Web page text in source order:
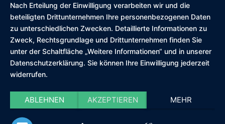
Nach Erteilung der Einwilligung verarbeiten wir und die
beteiligten Drittunternehmen Ihre personenbezogenen Daten
zu unterschiedlichen Zwecken. Detaillierte Informationen zu
Zweck, Rechtsgrundlage und Drittunternehmen finden Sie
unter der Schaltfläche „Weitere Informationen“ und in unserer
Datenschutzerklärung. Sie können Ihre Einwilligung jederzeit
widerrufen.
ABLEHNEN AKZEPTIEREN MEHR